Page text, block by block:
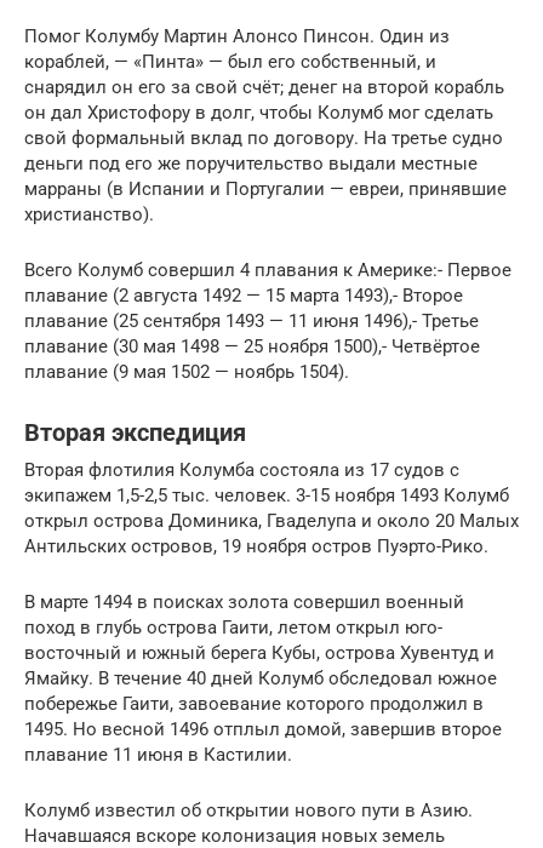
Помог Колумбу Мартин Алонсо Пинсон. Один из
кораблей, — «Пинта» — был его собственный, и
снарядил он его за свой счёт; денег на второй корабль
он дал Христофору в долг, чтобы Колумб мог сделать
свой формальный вклад по договору. На третье судно
деньги под его же поручительство выдали местные
марраны (в Испании и Португалии — евреи, принявшие
христианство).
Всего Колумб совершил 4 плавания к Америке:- Первое
плавание (2 августа 1492 — 15 марта 1493),- Второе
плавание (25 сентября 1493 — 11 июня 1496),- Третье
плавание (30 мая 1498 — 25 ноября 1500),- Четвёртое
плавание (9 мая 1502 — ноябрь 1504).
Вторая экспедиция
Вторая флотилия Колумба состояла из 17 судов с
экипажем 1,5-2,5 тыс. человек. 3-15 ноября 1493 Колумб
открыл острова Доминика, Гваделупа и около 20 Малых
Антильских островов, 19 ноября остров Пуэрто-Рико.
В марте 1494 в поисках золота совершил военный
поход в глубь острова Гаити, летом открыл юго-
восточный и южный берега Кубы, острова Хувентуд и
Ямайку. В течение 40 дней Колумб обследовал южное
побережье Гаити, завоевание которого продолжил в
1495. Но весной 1496 отплыл домой, завершив второе
плавание 11 июня в Кастилии.
Колумб известил об открытии нового пути в Азию.
Начавшаяся вскоре колонизация новых земель